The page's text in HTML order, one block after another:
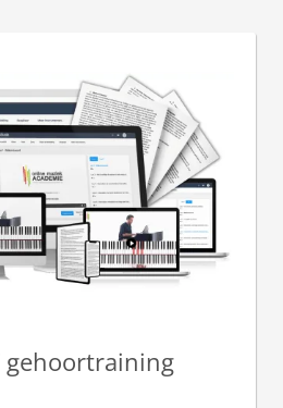
gehoortraining